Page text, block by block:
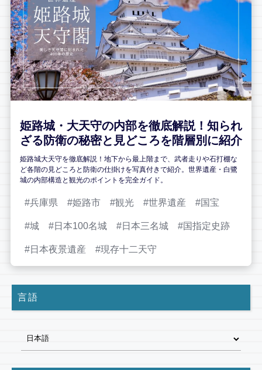
姫路城・大天守の内部を徹底解説！知られ
ざる防衛の秘密と見どころを階層別に紹介
姫路城大天守を徹底解説！地下から最上階まで、武者走りや石打棚な
ど各階の見どころと防衛の仕掛けを写真付きで紹介。世界遺産・白鷺
城の内部構造と観光のポイントを完全ガイド。
兵庫県 姫路市 観光 世界遺産 国宝
城 日本100名城 日本三名城 国指定史跡
日本夜景遺産 現存十二天守
言語